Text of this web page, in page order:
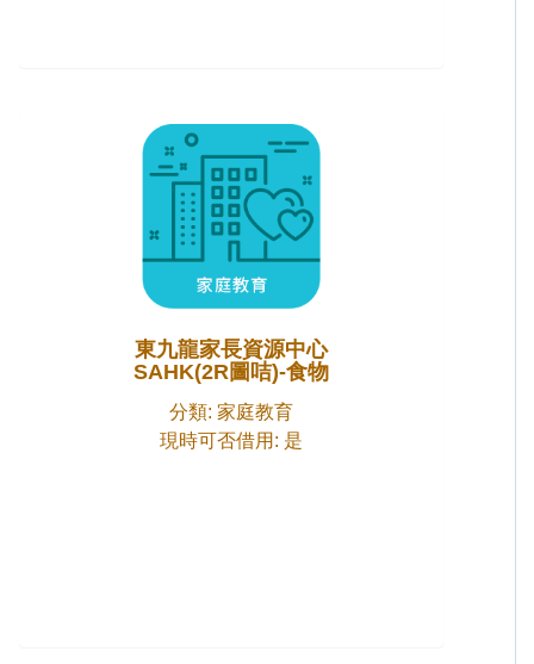
東九龍家長資源中心
SAHK(2R圖咭)-食物
分類: 家庭教育
現時可否借用: 是